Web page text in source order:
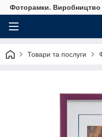
Фоторамки. Виробництво
Товари та послуги